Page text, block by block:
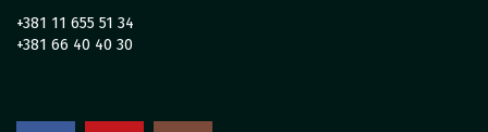
+381 11 655 51 34
+381 66 40 40 30